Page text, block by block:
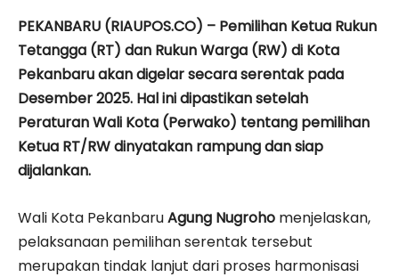
PEKANBARU (RIAUPOS.CO) – Pemilihan Ketua Rukun
Tetangga (RT) dan Rukun Warga (RW) di Kota
Pekanbaru akan digelar secara serentak pada
Desember 2025. Hal ini dipastikan setelah
Peraturan Wali Kota (Perwako) tentang pemilihan
Ketua RT/RW dinyatakan rampung dan siap
dijalankan.
Wali Kota PekanbaruAgung Nugroho menjelaskan,
pelaksanaan pemilihan serentak tersebut
merupakan tindak lanjut dari proses harmonisasi